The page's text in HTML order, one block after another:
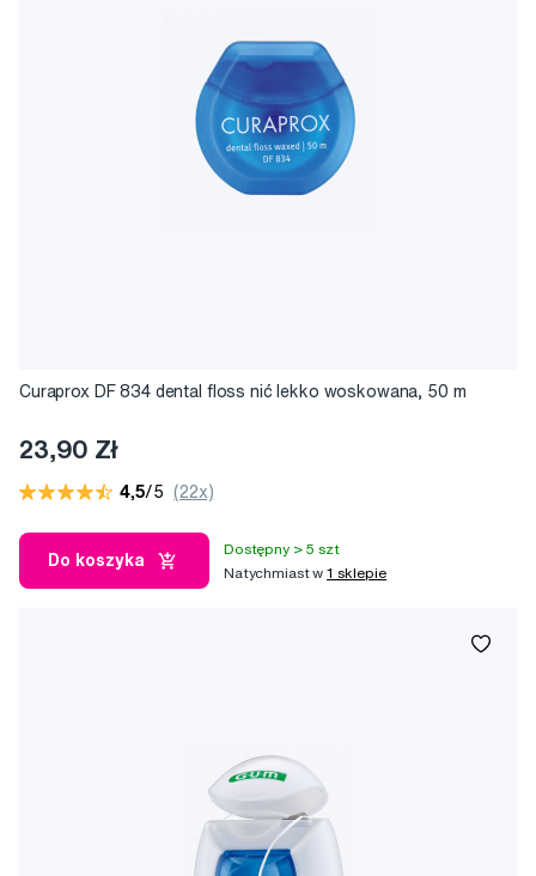
Curaprox DF 834 dental floss nić lekko woskowana, 50 m
23,90 Zł
4,5/5 (22x)
Do koszyka
Dostępny > 5 szt
Natychmiast w1 sklepie